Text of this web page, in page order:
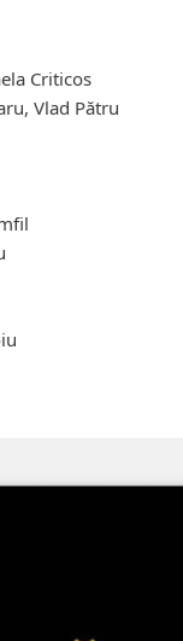
Criticos
Vlad Pătru